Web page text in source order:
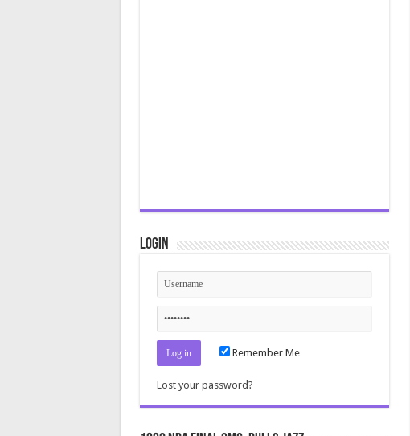
Login
Remember Me
Lost your password?